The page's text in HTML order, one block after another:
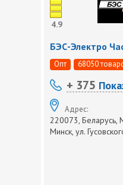
4.9
БЭС-Электро
Опт 68050
+ 375
Адрес:
220073, Беларусь,
Минск, ул.